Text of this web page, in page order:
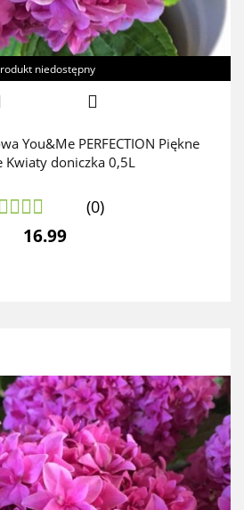
niedostępny
You&Me PERFECTION Piękne
Kwiaty doniczka 0,5L
(0)
16.99